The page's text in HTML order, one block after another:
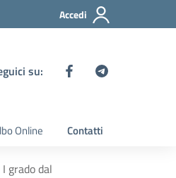
Accedi
su:
Online Contatti
grado dal